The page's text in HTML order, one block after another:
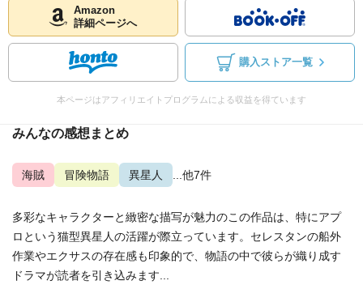
Amazon
詳細ページへ
購入ストア一覧
本ページはアフィリエイトプログラムによる収益を得ています
みんなの感想まとめ
海賊 冒険物語 異星人 ...他7件
多彩なキャラクターと緻密な描写が魅力のこの作品は、特にアプ
ロという猫型異星人の活躍が際立っています。セレスタンの船外
作業やエクサスの存在感も印象的で、物語の中で彼らが織り成す
ドラマが読者を引き込みます...